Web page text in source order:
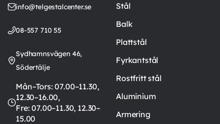
info@telgestalcenter.se
08-557 710 55
Sydhamnsvägen 46,
Södertälje
Mån–Tors: 07.00–11.30,
12.30–16.00,
Fre: 07.00–11.30, 12.30–
15.00
Stål
Balk
Plattstål
Fyrkantstål
Rostfritt stål
Aluminium
Armering